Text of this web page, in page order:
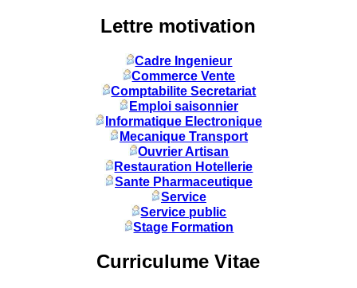
Lettre motivation
Cadre Ingenieur
Commerce Vente
Comptabilite Secretariat
Emploi saisonnier
Informatique Electronique
Mecanique Transport
Ouvrier Artisan
Restauration Hotellerie
Sante Pharmaceutique
Service
Service public
Stage Formation
Curriculume Vitae